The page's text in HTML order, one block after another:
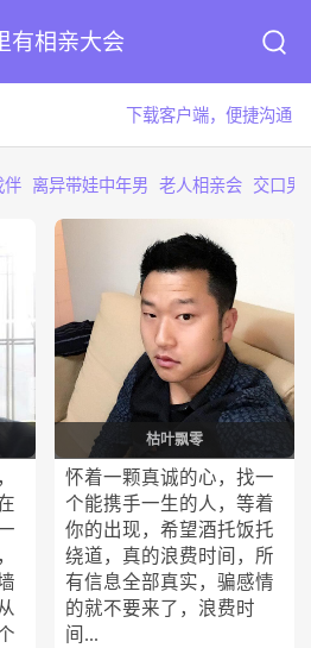
有相亲大会
下载客户端，便捷沟通
伴 离异带娃中年男 老人相亲会 交口男
枯叶飘零
怀着一颗真诚的心，找一
个能携手一生的人，等着
你的出现，希望酒托饭托
绕道，真的浪费时间，所
有信息全部真实，骗感情
的就不要来了，浪费时
间...